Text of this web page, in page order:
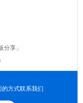
享」
方式联系我们